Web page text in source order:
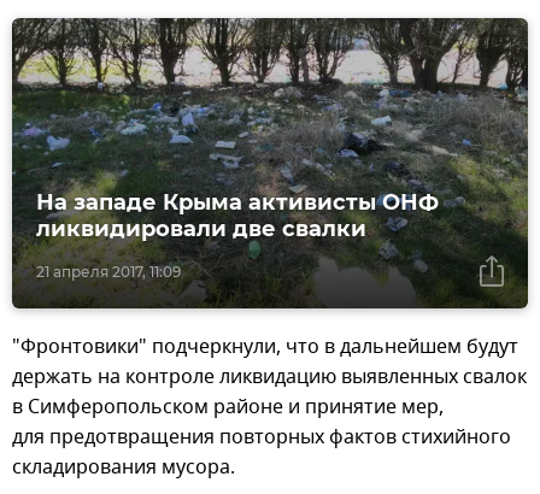
21 апреля 2017, 11:09
На западе Крыма активисты ОНФ
ликвидировали две свалки
"Фронтовики" подчеркнули, что в дальнейшем будут
держать на контроле ликвидацию выявленных свалок
в Симферопольском районе и принятие мер,
для предотвращения повторных фактов стихийного
складирования мусора.